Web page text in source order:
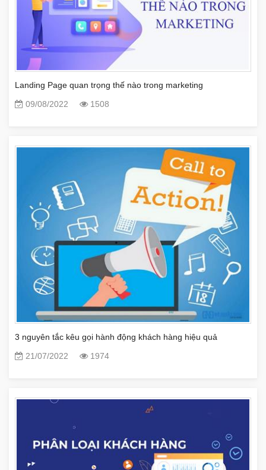
Landing Page quan trọng thế nào trong marketing
09/08/2022
1508
3 nguyên tắc kêu gọi hành động khách hàng hiệu quả
21/07/2022
1974